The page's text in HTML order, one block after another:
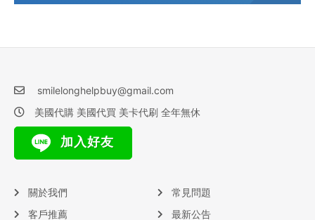
smilelonghelpbuy@gmail.com
美國代購 美國代買 美卡代刷 全年無休
加入好友
關於我們
客戶推薦
常見問題
最新公告